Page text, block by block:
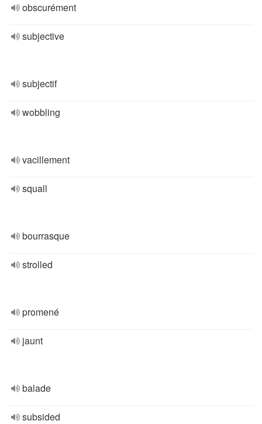
obscurément
subjective
subjectif
wobbling
vacillement
squall
bourrasque
strolled
promené
jaunt
balade
subsided